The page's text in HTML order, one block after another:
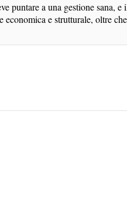
puntare a una gestione sana,
economica e strutturale, oltre